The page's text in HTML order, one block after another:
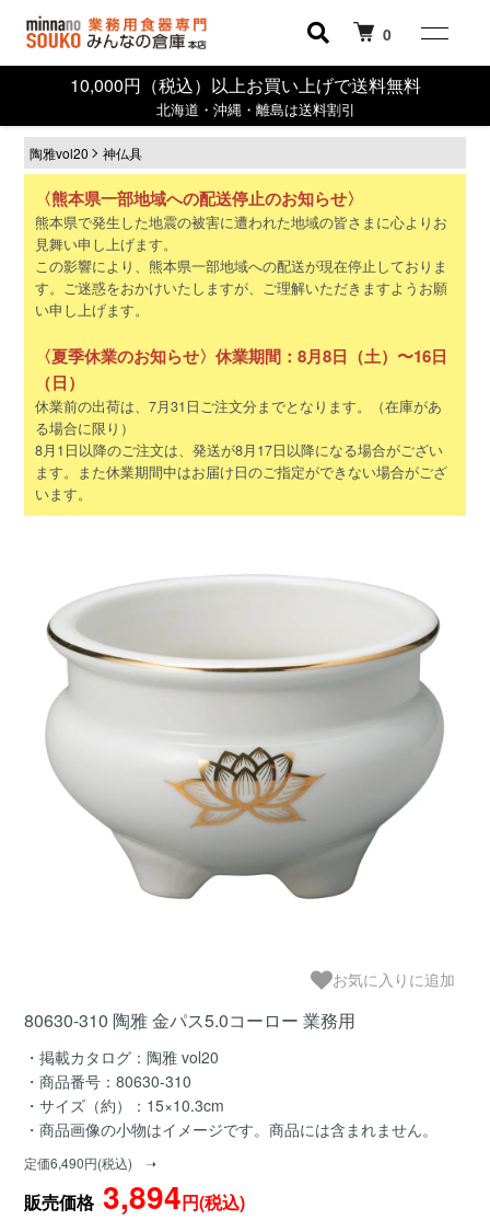
0
10,000円（税込）以上お買い上げで送料無料
北海道・沖縄・離島は送料割引
陶雅vol20 神仏具
〈熊本県一部地域への配送停止のお知らせ〉
熊本県で発生した地震の被害に遭われた地域の皆さまに心よりお
見舞い申し上げます。
この影響により、熊本県一部地域への配送が現在停止しておりま
す。ご迷惑をおかけいたしますが、ご理解いただきますようお願
い申し上げます。
〈夏季休業のお知らせ〉休業期間：8月8日（土）〜16日
（日）
休業前の出荷は、7月31日ご注文分までとなります。（在庫があ
る場合に限り）
8月1日以降のご注文は、発送が8月17日以降になる場合がござい
ます。また休業期間中はお届け日のご指定ができない場合がござ
います。
お気に入りに追加
80630-310 陶雅 金パス5.0コーロー 業務用
・掲載カタログ：陶雅 vol20
・商品番号：80630-310
・サイズ（約）：15×10.3cm
・商品画像の小物はイメージです。商品には含まれません。
定価6,490円(税込) ➝
販売価格3,894円(税込)